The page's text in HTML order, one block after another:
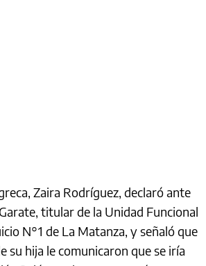
Zaira Rodríguez, declaró ante
titular de la Unidad Funcional
N°1 de La Matanza, y señaló que
su hija le comunicaron que se iría